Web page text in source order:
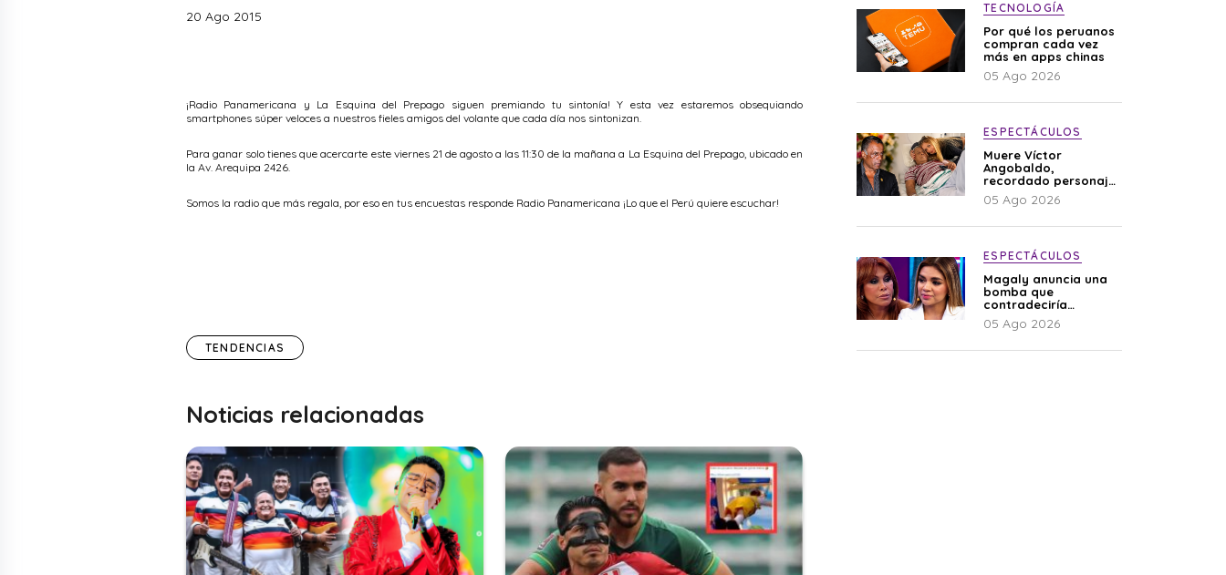
20 Ago 2015
¡Radio Panamericana y La Esquina del Prepago siguen premiando tu sintonía! Y esta vez estaremos obsequiando
smartphones súper veloces a nuestros fieles amigos del volante que cada día nos sintonizan.
Para ganar solo tienes que acercarte este viernes 21 de agosto a las 11:30 de la mañana a La Esquina del Prepago, ubicado en
la Av. Arequipa 2426.
Somos la radio que más regala, por eso en tus encuestas responde Radio Panamericana ¡Lo que el Perú quiere escuchar!
TENDENCIAS
Noticias relacionadas
TECNOLOGÍA
Por qué los peruanos
compran cada vez
más en apps chinas
05 Ago 2026
ESPECTÁCULOS
Muere Víctor
Angobaldo,
recordado personaje
de la farándula y
expareja de Shirley
05 Ago 2026
ESPECTÁCULOS
Magaly anuncia una
bomba que
contradeciría
comunicado de La
Bella Luz: “Hay un
05 Ago 2026